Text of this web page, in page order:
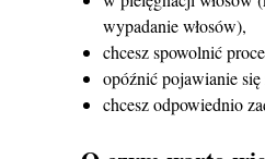
wypadanie włosów),
chcesz spowolnić
opóźnić pojawianie się
chcesz odpowiednio